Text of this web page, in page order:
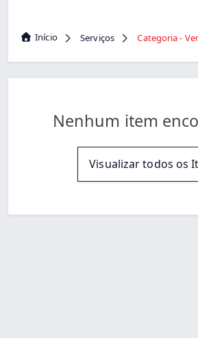
Início Serviços Categoria -
Nenhum item
Visualizar todos os